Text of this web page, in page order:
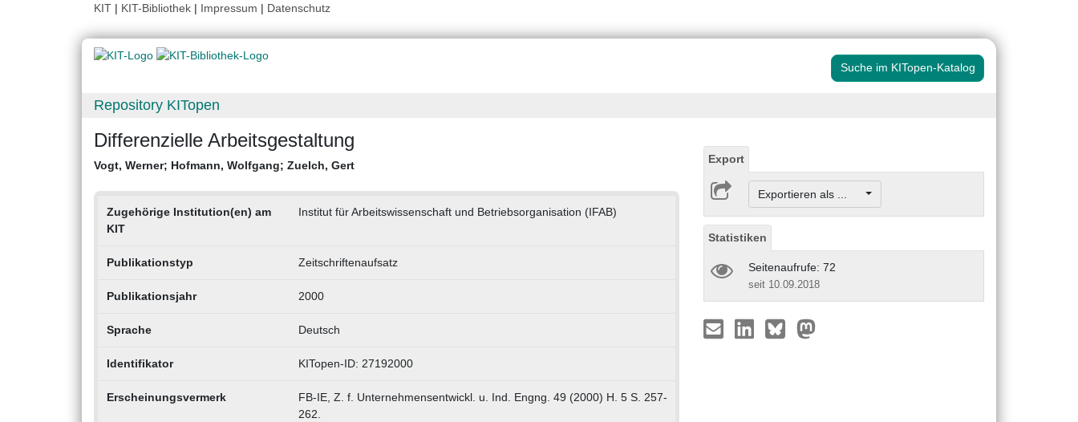
KIT | KIT-Bibliothek | Impressum | Datenschutz
Suche im KITopen-Katalog
Repository KITopen
Differenzielle Arbeitsgestaltung
Vogt, Werner; Hofmann, Wolfgang; Zuelch, Gert
Zugehörige Institution(en) am
KIT
Institut für Arbeitswissenschaft und Betriebsorganisation (IFAB)
Publikationstyp Zeitschriftenaufsatz
Publikationsjahr 2000
Sprache Deutsch
Identifikator KITopen-ID: 27192000
Erscheinungsvermerk
FB-IE, Z. f. Unternehmensentwickl. u. Ind. Engng. 49 (2000) H. 5 S. 257-
262.
Export
Exportieren als ...
Statistiken
Seitenaufrufe: 72
seit 10.09.2018